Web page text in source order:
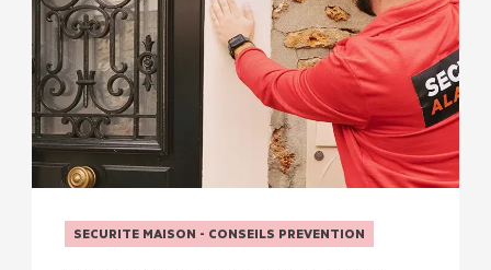
SECURITE MAISON - CONSEILS PREVENTION